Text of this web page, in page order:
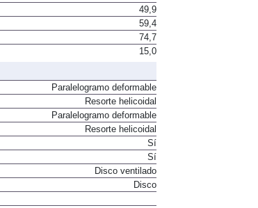
38,8
49,9
59,4
74,7
Paralelogramo deformable
Resorte helicoidal
Paralelogramo deformable
Resorte helicoidal
Sí
Sí
Disco ventilado